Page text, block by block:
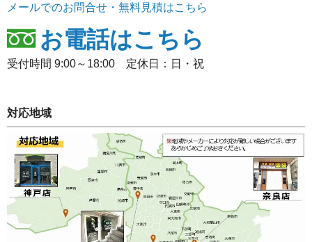
メールでのお問合せ・無料見積はこちら
お電話はこちら
受付時間 9:00～18:00 定休日：日・祝
対応地域